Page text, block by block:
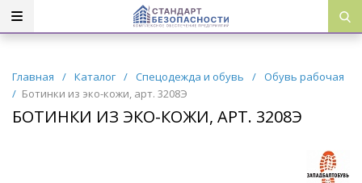
Главная / Каталог / Спецодежда и обувь / Обувь рабочая
/ Ботинки из эко-кожи, арт. 3208Э
БОТИНКИ ИЗ ЭКО-КОЖИ, АРТ. 3208Э